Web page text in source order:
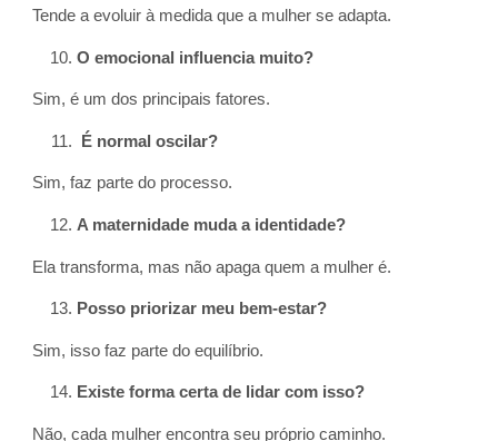
Tende a evoluir à medida que a mulher se adapta.
O emocional influencia muito?
Sim, é um dos principais fatores.
É normal oscilar?
Sim, faz parte do processo.
A maternidade muda a identidade?
Ela transforma, mas não apaga quem a mulher é.
Posso priorizar meu bem-estar?
Sim, isso faz parte do equilíbrio.
Existe forma certa de lidar com isso?
Não, cada mulher encontra seu próprio caminho.